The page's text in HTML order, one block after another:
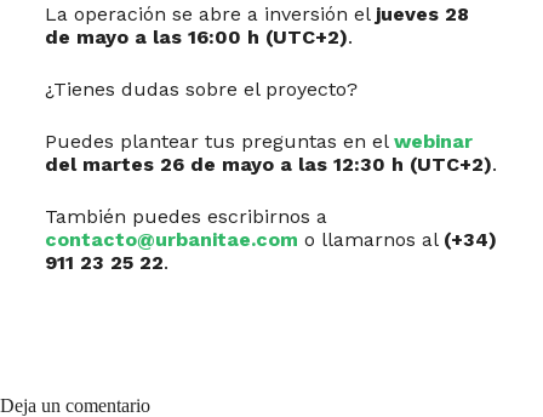
La operación se abre a inversión el jueves 28
de mayo a las 16:00 h (UTC+2).
¿Tienes dudas sobre el proyecto?
Puedes plantear tus preguntas en el webinar
del martes 26 de mayo a las 12:30 h (UTC+2).
También puedes escribirnos a
contacto@urbanitae.com o llamarnos al (+34)
911 23 25 22.
Deja un comentario